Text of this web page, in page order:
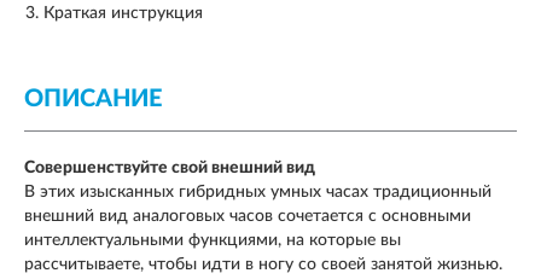
Краткая инструкция
ОПИСАНИЕ
Совершенствуйте свой внешний вид
В этих изысканных гибридных умных часах традиционный
внешний вид аналоговых часов сочетается с основными
интеллектуальными функциями, на которые вы
рассчитываете, чтобы идти в ногу со своей занятой жизнью.